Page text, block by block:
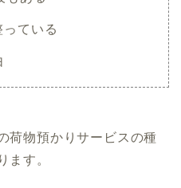
ている
荷物預かりサービスの種
ます。